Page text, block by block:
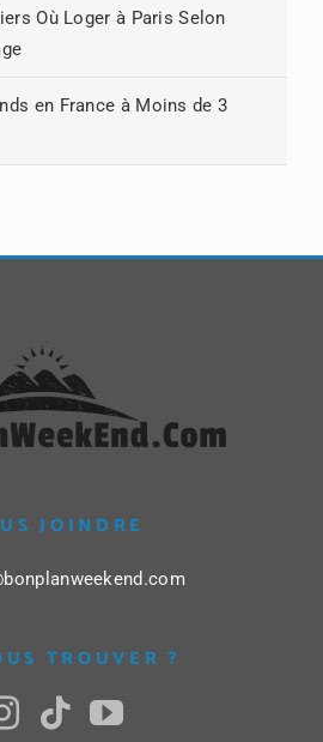
Où Loger à Paris Selon
en France à Moins de 3
JOINDRE
TROUVER ?